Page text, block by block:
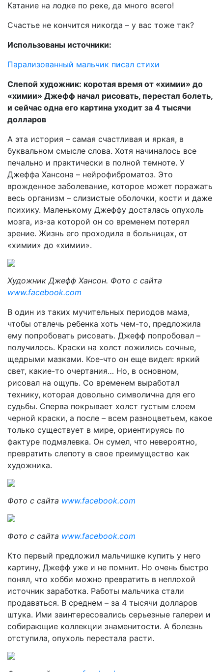
Катание на лодке по реке, да много всего!
Счастье не кончится никогда – у вас тоже так?
Использованы источники:
Парализованный мальчик писал стихи
Слепой художник: коротая время от «химии» до
«химии» Джефф начал рисовать, перестал болеть,
и сейчас одна его картина уходит за 4 тысячи
долларов
А эта история – самая счастливая и яркая, в
буквальном смысле слова. Хотя начиналось все
печально и практически в полной темноте. У
Джеффа Хансона – нейрофиброматоз. Это
врожденное заболевание, которое может поражать
весь организм – слизистые оболочки, кости и даже
психику. Маленькому Джеффу досталась опухоль
мозга, из-за которой он со временем потерял
зрение. Жизнь его проходила в больницах, от
«химии» до «химии».
Художник Джефф Хансон. Фото с сайта
www.facebook.com
В один из таких мучительных периодов мама,
чтобы отвлечь ребенка хоть чем-то, предложила
ему попробовать рисовать. Джефф попробовал –
получилось. Краски на холст ложились сочные,
щедрыми мазками. Кое-что он еще видел: яркий
свет, какие-то очертания… Но, в основном,
рисовал на ощупь. Со временем выработал
технику, которая довольно символична для его
судьбы. Сперва покрывает холст густым слоем
черной краски, а после – всем разноцветьем, какое
только существует в мире, ориентируясь по
фактуре подмалевка. Он сумел, что невероятно,
превратить слепоту в свое преимущество как
художника.
Фото с сайта www.facebook.com
Фото с сайта www.facebook.com
Кто первый предложил мальчишке купить у него
картину, Джефф уже и не помнит. Но очень быстро
понял, что хобби можно превратить в неплохой
источник заработка. Работы мальчика стали
продаваться. В среднем – за 4 тысячи долларов
штука. Ими заинтересовались серьезные галереи и
собирающие коллекции знаменитости. А болезнь
отступила, опухоль перестала расти.